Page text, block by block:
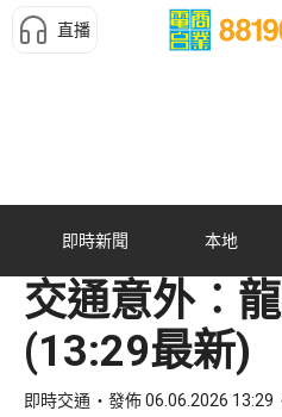
直播
即時新聞 本地
交通意外︰
(13:29最新)
即時交通 發佈 06.06.2026 13:29